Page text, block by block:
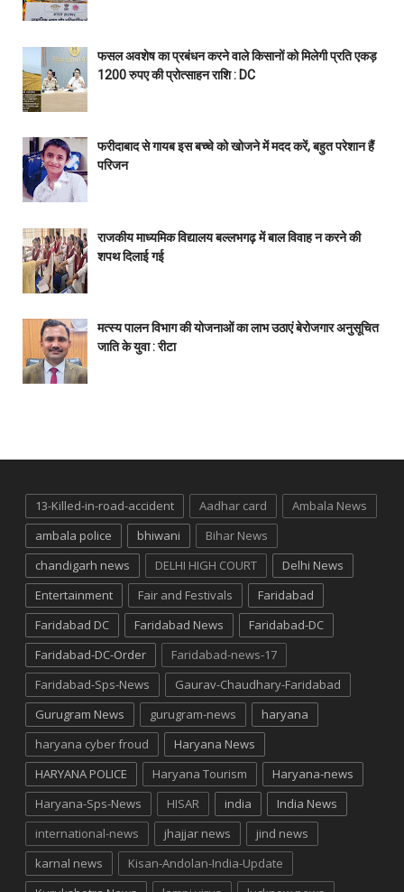
फसल अवशेष का प्रबंधन करने वाले किसानों को मिलेगी प्रति एकड़
1200 रुपए की प्रोत्साहन राशि : DC
फरीदाबाद से गायब इस बच्चे को खोजने में मदद करें, बहुत परेशान हैं
परिजन
राजकीय माध्यमिक विद्यालय बल्लभगढ़ में बाल विवाह न करने की
शपथ दिलाई गई
मत्स्य पालन विभाग की योजनाओं का लाभ उठाएं बेरोजगार अनुसूचित
जाति के युवा : रीटा
13-Killed-in-road-accident Aadhar card
Ambala News
ambala police
bhiwani
Bihar News
chandigarh news
DELHI HIGH COURT
Delhi News
Entertainment
Fair and Festivals
Faridabad
Faridabad DC
Faridabad News
Faridabad-DC
Faridabad-DC-Order
Faridabad-news-17
Faridabad-Sps-News
Gaurav-Chaudhary-Faridabad
Gurugram News
gurugram-news
haryana
haryana cyber froud
Haryana News
HARYANA POLICE
Haryana Tourism
Haryana-news
Haryana-Sps-News
HISAR india
India News
international-news
jhajjar news
jind news
karnal news
Kisan-Andolan-India-Update